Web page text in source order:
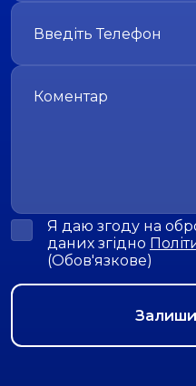
Я даю згоду на
даних згідно
(Обов'язкове)